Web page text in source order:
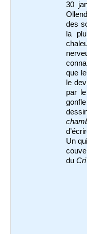
30
des
la
que
le
par
Un
du